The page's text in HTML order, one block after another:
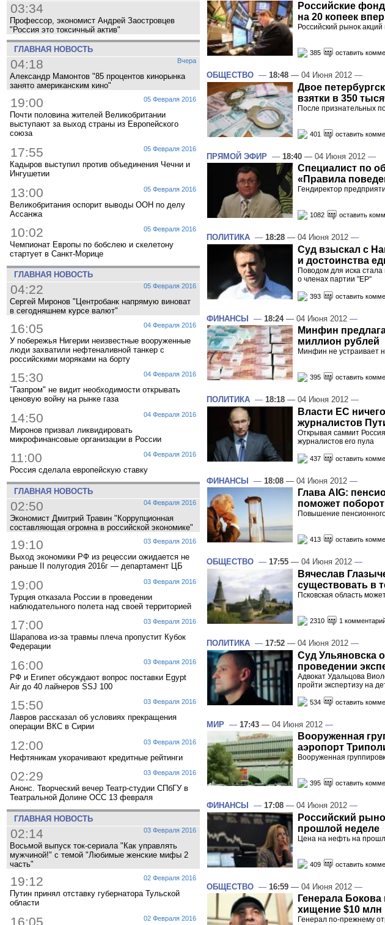
03:34
Профессор, экономист Андрей Заостровцев
"Россия это токсичный актив"
ГЛАВНАЯ НОВОСТЬ
Вчера
04:18
Александр Мамонтов "85 процентов кинорынка
занято американским кино"
05 Февраля 2016
19:00
Почти половина жителей Великобритании
выступают за выход страны из Европейского
союза
05 Февраля 2016
17:55
Кадыров выступил против объединения Чечни и
Ингушетии
05 Февраля 2016
13:00
Великобритания оспорит выводы ООН по делу
Ассанжа
05 Февраля 2016
10:02
Чемпионат Европы по бобслею и скелетону
стартует в Санкт-Морице
ГЛАВНАЯ НОВОСТЬ
05 Февраля 2016
04:22
Сергей Миронов "Центробанк напрямую виноват
в сегодняшнем курсе валют"
04 Февраля 2016
16:05
У побережья Нигерии неизвестные вооруженные
люди захватили нефтеналивной танкер с
российскими моряками на борту
04 Февраля 2016
15:30
"Газпром" не видит необходимости открывать
ценовую войну на рынке газа
04 Февраля 2016
14:50
Миронов призвал ликвидировать
микрофинансовые организации в России
04 Февраля 2016
11:00
Россия сделала европейскую ставку
ГЛАВНАЯ НОВОСТЬ
04 Февраля 2016
02:50
Экономист Дмитрий Травин "Коррупционная
составляющая огромна в российской экономике"
03 Февраля 2016
19:10
Выход экономики РФ из рецессии ожидается не
раньше II полугодия 2016г — департамент ЦБ
03 Февраля 2016
19:00
Турция отказала России в проведении
наблюдательного полета над своей территорией
03 Февраля 2016
17:00
Шарапова из-за травмы плеча пропустит Кубок
Федерации
03 Февраля 2016
16:00
РФ и Египет обсуждают вопрос поставки Egypt
Air до 40 лайнеров SSJ 100
03 Февраля 2016
15:50
Лавров рассказал об условиях прекращения
операции ВКС в Сирии
03 Февраля 2016
12:00
Нефтяникам укорачивают кредитные рейтинги
03 Февраля 2016
02:29
Анонс. Творческий вечер Театр-студии СПбГУ в
Театральной Долине ОСС 13 февраля
ГЛАВНАЯ НОВОСТЬ
03 Февраля 2016
02:14
Восьмой выпуск ток-сериала "Как управлять
мужчиной!" с темой "Любимые женские мифы 2
часть"
02 Февраля 2016
19:12
Путин принял отставку губернатора Тульской
области
02 Февраля 2016
16:05
Российские
на 20 копеек
Российский рынок
385 оставить
ОБЩЕСТВО — 18:48 — 04 Июня 2012 —
Двое
взятки в 350
После признательных
401 оставить
ПРЯМОЙ ЭФИР — 18:40 — 04 Июня 2012 —
Специалист по
«Правила
Гендиректор
1082 оставить
ПОЛИТИКА — 18:28 — 04 Июня 2012 —
Суд взыскал с
и достоинства
Поводом для иска
о членах партии "ЕР"
393 оставить
ФИНАНСЫ — 18:24— 04 Июня 2012 —
Минфин
миллион рублей
Минфин не устраивает
395 оставить
ПОЛИТИКА — 18:18 — 04 Июня 2012 —
Власти ЕС
журналистов
Открывая саммит
журналистов его пула
437 оставить
ФИНАНСЫ — 18:08 — 04 Июня 2012 —
Глава AIG:
поможет
Повышение
413 оставить
ОБЩЕСТВО — 17:55 — 04 Июня 2012 —
Вячеслав
существовать в
Псковская область
2310 1
ПОЛИТИКА — 17:52 — 04 Июня 2012 —
Суд Ульяновска
проведении
Адвокат Удальцова
пройти экспертизу на
534 оставить
МИР — 17:43 — 04 Июня 2012 —
Вооруженная
аэропорт
Вооруженная
395 оставить
ФИНАНСЫ — 17:08 — 04 Июня 2012 —
Российский
прошлой неделе
Цена на нефть на
409 оставить
ОБЩЕСТВО — 16:59 — 04 Июня 2012 —
Генерала
хищение $10 млн
Генерал по-прежнему